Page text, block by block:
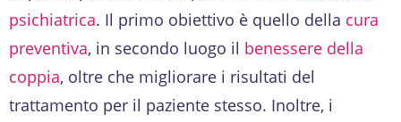
psichiatrica. Il primo obiettivo è quello della cura
preventiva, in secondo luogo il benessere della
coppia, oltre che migliorare i risultati del
trattamento per il paziente stesso. Inoltre, i